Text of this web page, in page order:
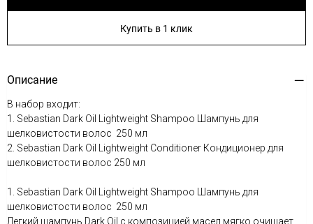
Купить в 1 клик
Описание
В набор входит:
1. Sebastian Dark Oil Lightweight Shampoo Шампунь для
шелковистости волос 250 мл
2. Sebastian Dark Oil Lightweight Conditioner Кондиционер для
шелковистости волос 250 мл
1. Sebastian Dark Oil Lightweight Shampoo Шампунь для
шелковистости волос 250 мл
Легкий шампунь Dark Oil с композицией масел мягко очищает